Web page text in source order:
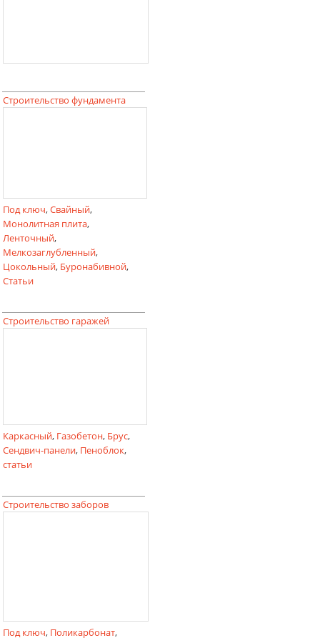
Строительство фундамента
Под ключ,Свайный,
Монолитная плита,
Ленточный,
Мелкозаглубленный,
Цокольный, Буронабивной,
Статьи
Строительство гаражей
Каркасный, Газобетон, Брус,
Сендвич-панели, Пеноблок,
статьи
Строительство заборов
Под ключ, Поликарбонат,